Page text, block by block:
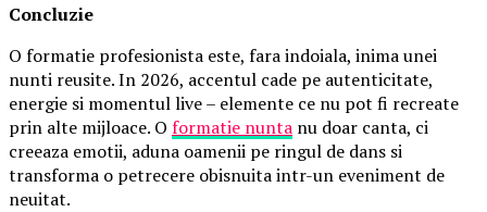
Concluzie
O formatie profesionista este, fara indoiala, inima unei
nunti reusite. In 2026, accentul cade pe autenticitate,
energie si momentul live – elemente ce nu pot fi recreate
prin alte mijloace. O formatie nunta nu doar canta, ci
creeaza emotii, aduna oamenii pe ringul de dans si
transforma o petrecere obisnuita intr-un eveniment de
neuitat.